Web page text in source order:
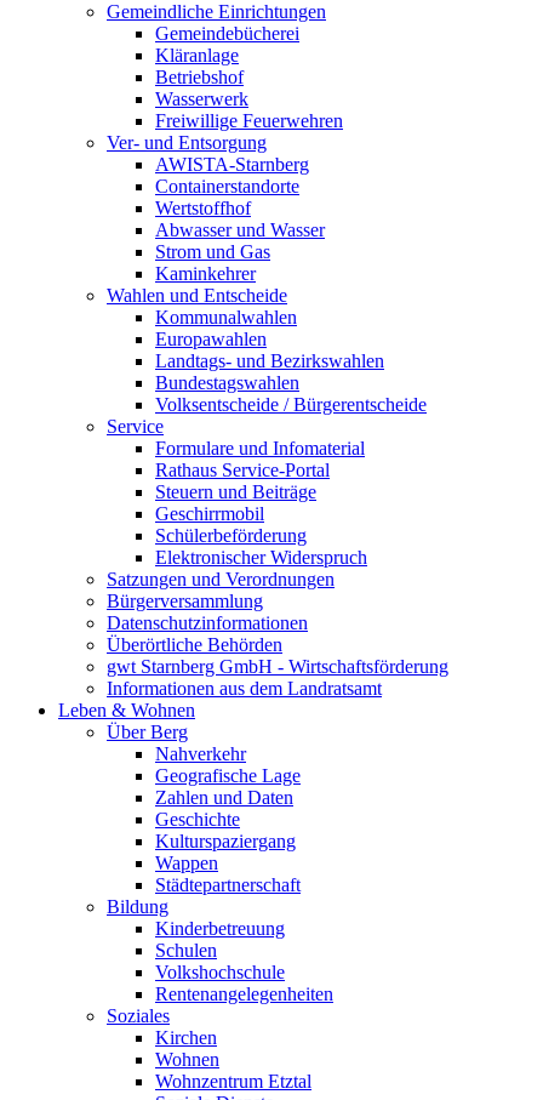
Gemeindliche Einrichtungen
Gemeindebücherei
Kläranlage
Betriebshof
Wasserwerk
Freiwillige Feuerwehren
Ver- und Entsorgung
AWISTA-Starnberg
Containerstandorte
Wertstoffhof
Abwasser und Wasser
Strom und Gas
Kaminkehrer
Wahlen und Entscheide
Kommunalwahlen
Europawahlen
Landtags- und Bezirkswahlen
Bundestagswahlen
Volksentscheide / Bürgerentscheide
Service
Formulare und Infomaterial
Rathaus Service-Portal
Steuern und Beiträge
Geschirrmobil
Schülerbeförderung
Elektronischer Widerspruch
Satzungen und Verordnungen
Bürgerversammlung
Datenschutzinformationen
Überörtliche Behörden
gwt Starnberg GmbH - Wirtschaftsförderung
Informationen aus dem Landratsamt
Leben & Wohnen
Über Berg
Nahverkehr
Geografische Lage
Zahlen und Daten
Geschichte
Kulturspaziergang
Wappen
Städtepartnerschaft
Bildung
Kinderbetreuung
Schulen
Volkshochschule
Rentenangelegenheiten
Soziales
Kirchen
Wohnen
Wohnzentrum Etztal